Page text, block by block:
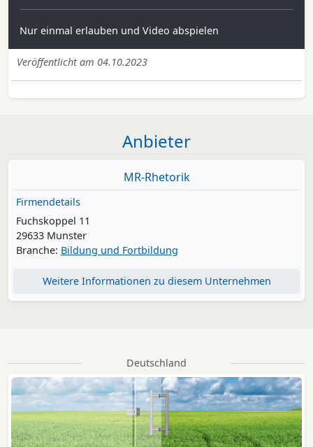
Nur einmal erlauben und Video abspielen
Veröffentlicht am 04.10.2023
Anbieter
MR-Rhetorik
Firmendetails
Fuchskoppel 11
29633 Munster
Branche: Bildung und Fortbildung
Weitere Informationen zu diesem Unternehmen
Deutschland